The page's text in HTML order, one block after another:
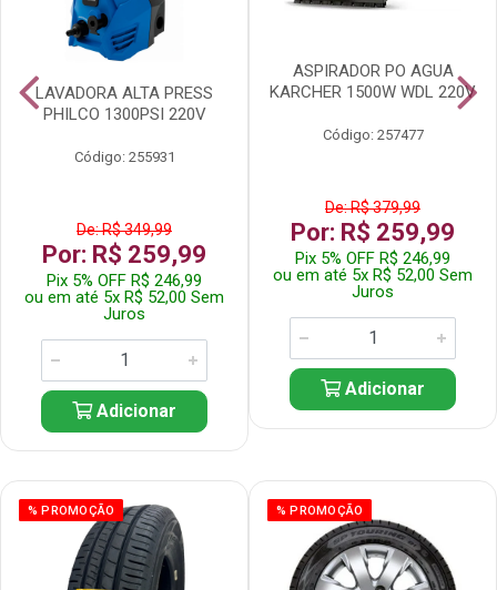
LAVADORA ALTA PRESS
PHILCO 1300PSI 220V
Código: 255931
De: R$ 349,99
Por: R$ 259,99
Pix 5% OFF R$ 246,99
ou em até 5x R$ 52,00 Sem
Juros
Adicionar
ASPIRADOR PO AGUA
KARCHER 1500W WDL 220V
Código: 257477
De: R$ 379,99
Por: R$ 259,99
Pix 5% OFF R$ 246,99
ou em até 5x R$ 52,00 Sem
Juros
Adicionar
% PROMOÇÃO % PROMOÇÃO